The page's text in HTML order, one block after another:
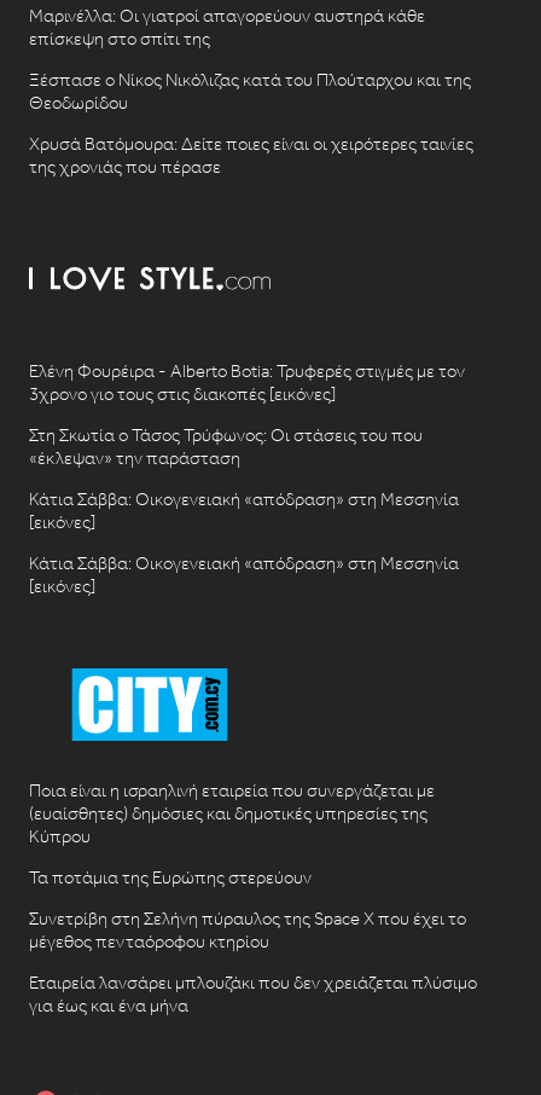
Μαρινέλλα: Οι γιατροί απαγορεύουν αυστηρά κάθε
επίσκεψη στο σπίτι της
Ξέσπασε ο Νίκος Νικόλιζας κατά του Πλούταρχου και της
Θεοδωρίδου
Χρυσά Βατόμουρα: Δείτε ποιες είναι οι χειρότερες ταινίες
της χρονιάς που πέρασε
Ελένη Φουρέιρα - Alberto Botia: Τρυφερές στιγμές με τον
3χρονο γιο τους στις διακοπές [εικόνες]
Στη Σκωτία ο Τάσος Τρύφωνος: Οι στάσεις του που
«έκλεψαν» την παράσταση
Κάτια Σάββα: Οικογενειακή «απόδραση» στη Μεσσηνία
[εικόνες]
Κάτια Σάββα: Οικογενειακή «απόδραση» στη Μεσσηνία
[εικόνες]
Ποια είναι η ισραηλινή εταιρεία που συνεργάζεται με
(ευαίσθητες) δημόσιες και δημοτικές υπηρεσίες της
Κύπρου
Τα ποτάμια της Ευρώπης στερεύουν
Συνετρίβη στη Σελήνη πύραυλος της Space X που έχει το
μέγεθος πενταόροφου κτηρίου
Εταιρεία λανσάρει μπλουζάκι που δεν χρειάζεται πλύσιμο
για έως και ένα μήνα